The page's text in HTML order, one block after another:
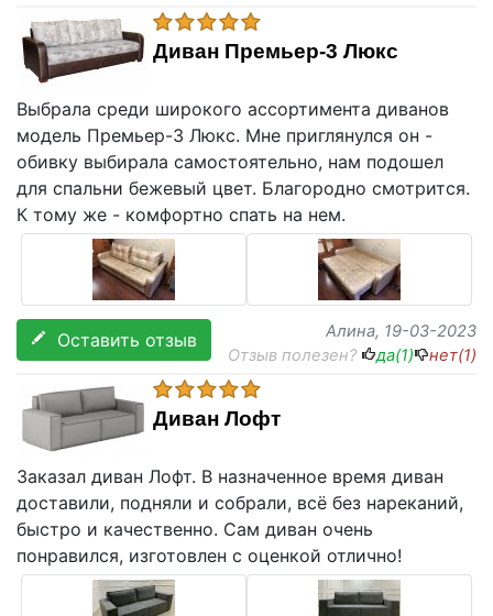
Диван Премьер-3 Люкс
Выбрала среди широкого ассортимента диванов
модель Премьер-3 Люкс. Мне приглянулся он -
обивку выбирала самостоятельно, нам подошел
для спальни бежевый цвет. Благородно смотрится.
К тому же - комфортно спать на нем.
Оставить отзыв Алина, 19-03-2023
Отзыв полезен?
да(1) нет(1)
Диван Лофт
Заказал диван Лофт. В назначенное время диван
доставили, подняли и собрали, всё без нареканий,
быстро и качественно. Сам диван очень
понравился, изготовлен с оценкой отлично!